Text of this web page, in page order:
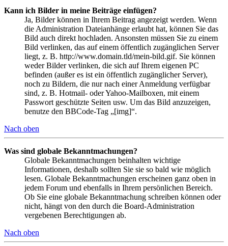
Kann ich Bilder in meine Beiträge einfügen?
Ja, Bilder können in Ihrem Beitrag angezeigt werden. Wenn
die Administration Dateianhänge erlaubt hat, können Sie das
Bild auch direkt hochladen. Ansonsten müssen Sie zu einem
Bild verlinken, das auf einem öffentlich zugänglichen Server
liegt, z. B. http://www.domain.tld/mein-bild.gif. Sie können
weder Bilder verlinken, die sich auf Ihrem eigenen PC
befinden (außer es ist ein öffentlich zugänglicher Server),
noch zu Bildern, die nur nach einer Anmeldung verfügbar
sind, z. B. Hotmail- oder Yahoo-Mailboxen, mit einem
Passwort geschützte Seiten usw. Um das Bild anzuzeigen,
benutze den BBCode-Tag „[img]“.
Nach oben
Was sind globale Bekanntmachungen?
Globale Bekanntmachungen beinhalten wichtige
Informationen, deshalb sollten Sie sie so bald wie möglich
lesen. Globale Bekanntmachungen erscheinen ganz oben in
jedem Forum und ebenfalls in Ihrem persönlichen Bereich.
Ob Sie eine globale Bekanntmachung schreiben können oder
nicht, hängt von den durch die Board-Administration
vergebenen Berechtigungen ab.
Nach oben